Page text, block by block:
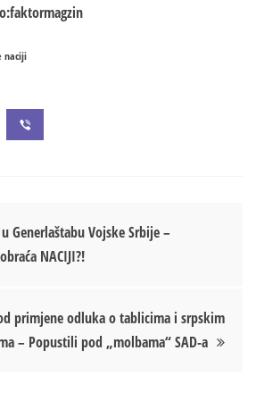
naciji
Generlaštabu Vojske Srbije –
NACIJI?!
primjene odluka o tablicima i srpskim
– Popustili pod „molbama“ SAD-a